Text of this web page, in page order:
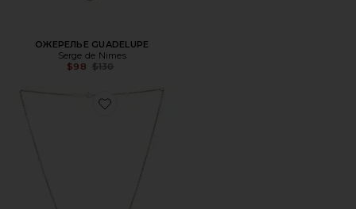
ОЖЕРЕЛЬЕ GUADELUPE
Serge de Nimes
$98 Previous price:
$130
Favorite ОЖЕРЕЛЬЕ REDEEMER